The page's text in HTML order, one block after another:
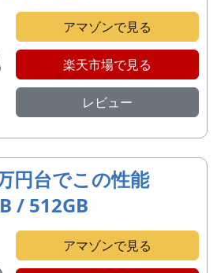
アマゾンで見る
楽天市場で見る
レビュー
円台でこの性能
/ 512GB
アマゾンで見る